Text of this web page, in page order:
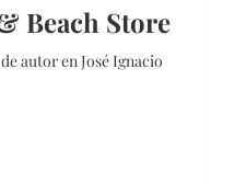
Beach Store
autor en José Ignacio